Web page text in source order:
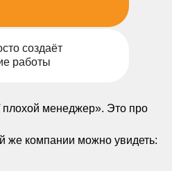
создаёт
работы
менеджер». Это про
же компании можно увидеть: